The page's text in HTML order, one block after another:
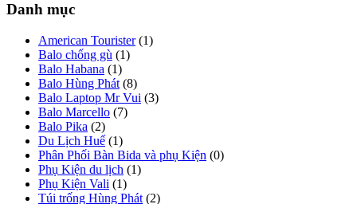
Danh mục
American Tourister (1)
Balo chống gù (1)
Balo Habana (1)
Balo Hùng Phát (8)
Balo Laptop Mr Vui (3)
Balo Marcello (7)
Balo Pika (2)
Du Lịch Huế (1)
Phân Phối Bàn Bida và phụ Kiện (0)
Phụ Kiện du lịch (1)
Phụ Kiện Vali (1)
Túi trống Hùng Phát (2)